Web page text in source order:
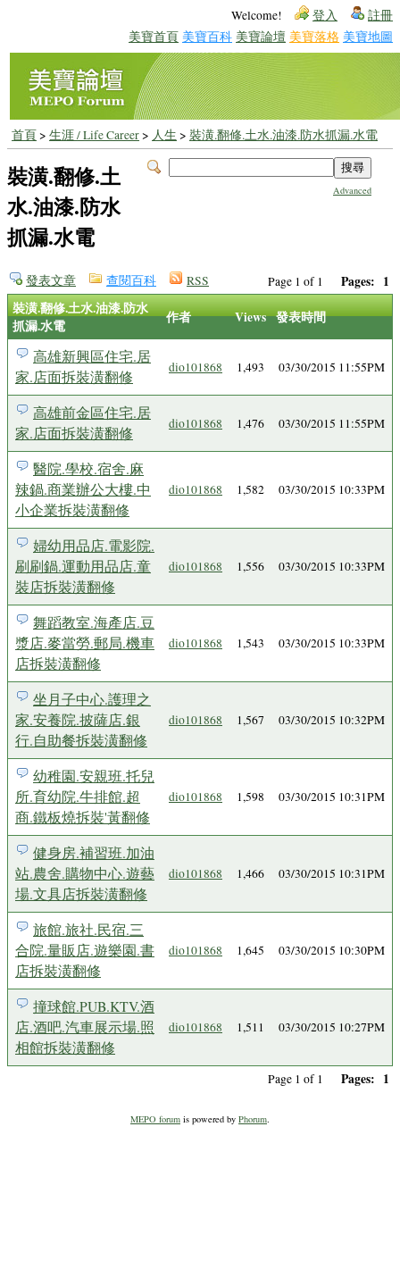
Welcome! 登入 註冊
美寶首頁 美寶百科 美寶論壇 美寶落格 美寶地圖
首頁> 生涯 / Life Career> 人生 > 裝潢.翻修.土水.油漆.防水抓漏.水電
Advanced
裝潢.翻修.土
水.油漆.防水
抓漏.水電
Page 1 of 1 Pages: 1
發表文章 查閱百科 RSS
裝潢.翻修.土水.油漆.防水
抓漏.水電
作者 Views 發表時間
高雄新興區住宅.居
家.店面拆裝潢翻修
dio101868 1,493 03/30/2015 11:55PM
高雄前金區住宅.居
家.店面拆裝潢翻修
dio101868 1,476 03/30/2015 11:55PM
醫院.學校.宿舍.麻
辣鍋.商業辦公大樓.中
小企業拆裝潢翻修
dio101868 1,582 03/30/2015 10:33PM
婦幼用品店.電影院.
刷刷鍋.運動用品店.童
裝店拆裝潢翻修
dio101868 1,556 03/30/2015 10:33PM
舞蹈教室.海產店.豆
漿店.麥當勞.郵局.機車
店拆裝潢翻修
dio101868 1,543 03/30/2015 10:33PM
坐月子中心.護理之
家.安養院.披薩店.銀
行.自助餐拆裝潢翻修
dio101868 1,567 03/30/2015 10:32PM
幼稚園.安親班.托兒
所.育幼院.牛排館.超
商.鐵板燒拆裝'黃翻修
dio101868 1,598 03/30/2015 10:31PM
健身房.補習班.加油
站.農舍.購物中心.遊藝
場.文具店拆裝潢翻修
dio101868 1,466 03/30/2015 10:31PM
旅館.旅社.民宿.三
合院.量販店.遊樂園.書
店拆裝潢翻修
dio101868 1,645 03/30/2015 10:30PM
撞球館.PUB.KTV.酒
店.酒吧.汽車展示場.照
相館拆裝潢翻修
dio101868 1,511 03/30/2015 10:27PM
Page 1 of 1 Pages: 1
MEPO forum is powered by Phorum.